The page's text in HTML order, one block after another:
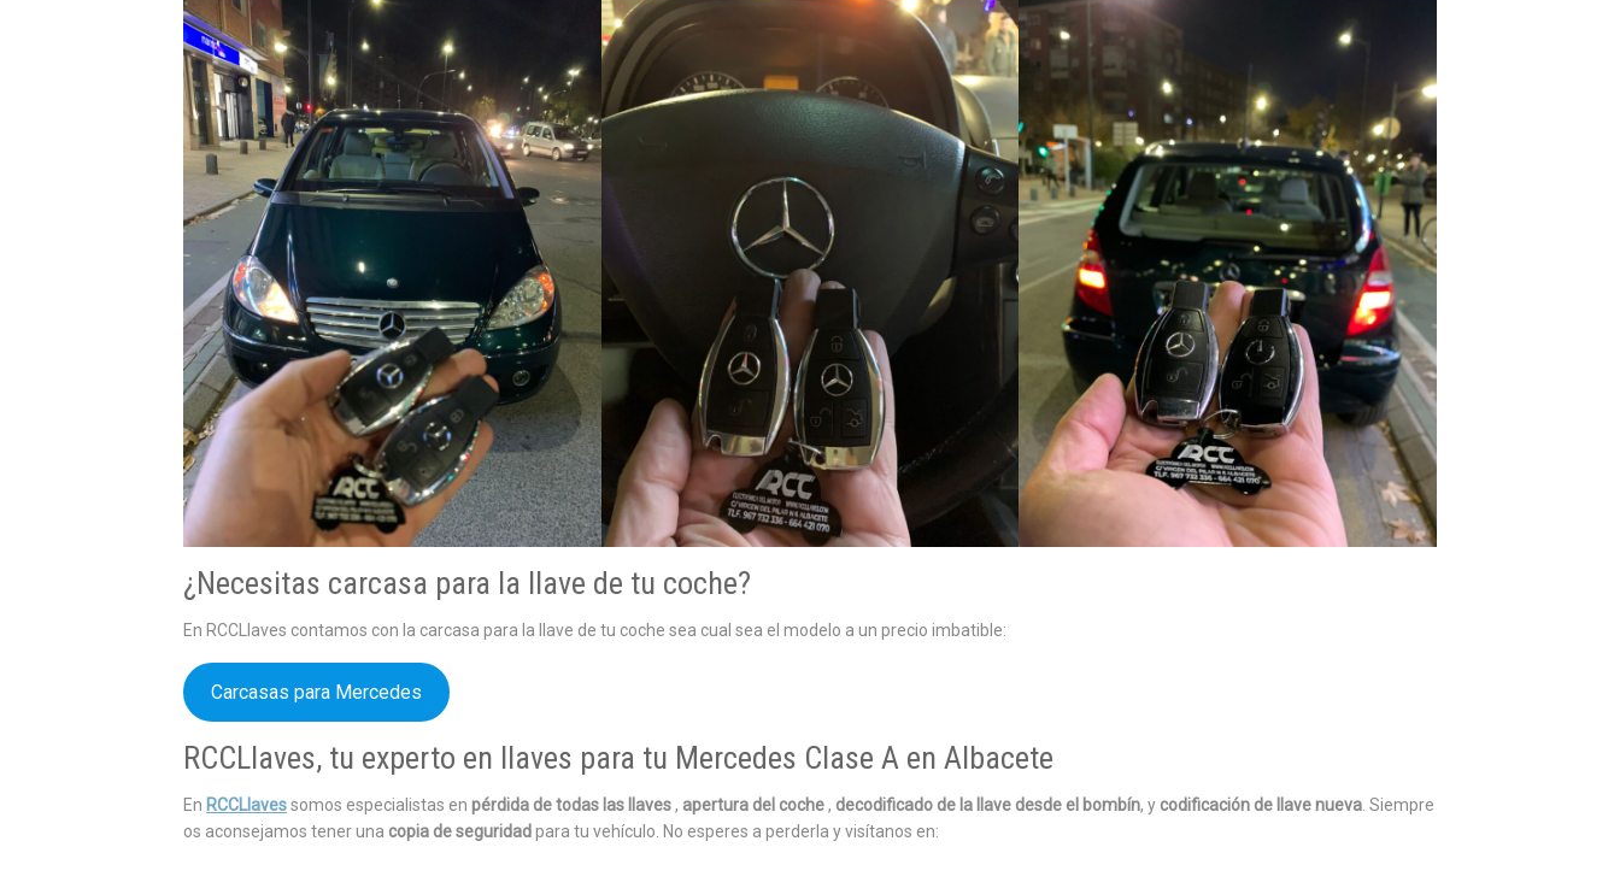
¿Necesitas carcasa para la llave de tu coche?
En RCCLlaves contamos con la carcasa para la llave de tu coche sea cual sea el modelo a un precio imbatible:
Carcasas para Mercedes
RCCLlaves, tu experto en llaves para tu Mercedes Clase A en Albacete
En RCCLlavessomos especialistas en pérdida de todas las llaves, apertura del coche, decodificado de la llave desde el bombín, y codificación de llave nueva. Siempre
os aconsejamos tener una copia de seguridadpara tu vehículo. No esperes a perderla y visítanos en: